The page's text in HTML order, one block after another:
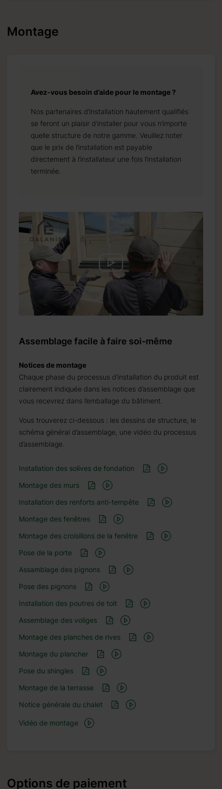
Montage
Avez-vous besoin d’aide pour le montage ?
Nos partenaires d’installation hautement qualifiés
se feront un plaisir d’installer pour vous n’importe
quelle structure de notre gamme. Veuillez noter
que le prix de l’installation est payable
directement à l’installateur une fois l’installation
terminée.
Assemblage facile à faire soi-même
Notices de montage
Chaque phase du processus d’installation du produit est
clairement indiquée dans les notices d’assemblage que
vous recevrez dans l’emballage du bâtiment.
Vous trouverez ci-dessous : les dessins de structure, le
schéma général d’assemblage, une vidéo du processus
d’assemblage.
Installation des solives de fondation
Montage des murs
Installation des renforts anti-tempête
Montage des fenêtres
Montage des croisillons de la fenêtre
Pose de la porte
Assamblage des pignons
Pose des pignons
Installation des poutres de toit
Assemblage des voliges
Montage des planches de rives
Montage du plancher
Pose du shingles
Montage de la terrasse
Notice générale du chalet
Vidéo de montage
Options de paiement